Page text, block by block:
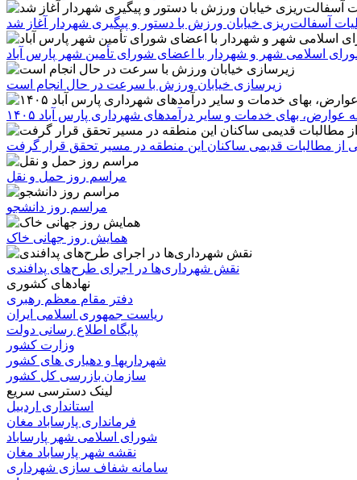
آسفالت‌ریزی خیابان ورزش با دستور و پیگیری شهردار آغاز شد
اسلامی شهر و شهردار با اعضای شورای تأمین شهر پارس آباد
زیرسازی خیابان ورزش با سرعت در حال انجام است
عوارض، بهای خدمات و سایر درآمدهای شهرداری پارس آباد ۱۴۰۵
از مطالبات قدیمی ساکنان این منطقه در مسیر تحقق قرار گرفت
مراسم روز حمل و نقل
مراسم روز دانشجو
همایش روز جهانی خاک
نقش شهرداری‌ها در اجرای طرح‌های پدافندی
نهادهای کشوری
دفتر مقام معظم رهبری
ریاست جمهوری اسلامی ایران
پایگاه اطلاع رسانی دولت
وزارت کشور
شهرداریها و دهیاری های کشور
سازمان بازرسی کل کشور
لینک دسترسی سریع
استانداری اردبیل
فرمانداری پارساباد مغان
شورای اسلامی شهر پارساباد
نقشه شهر پارساباد مغان
سامانه شفاف سازی شهرداری